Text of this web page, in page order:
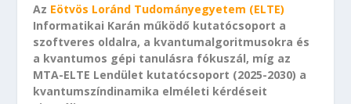
Az Eötvös Loránd Tudományegyetem (ELTE)
Informatikai Karán működő kutatócsoport a
szoftveres oldalra, a kvantumalgoritmusokra és
a kvantumos gépi tanulásra fókuszál, míg az
MTA-ELTE Lendület kutatócsoport (2025-2030) a
kvantumszíndinamika elméleti kérdéseit